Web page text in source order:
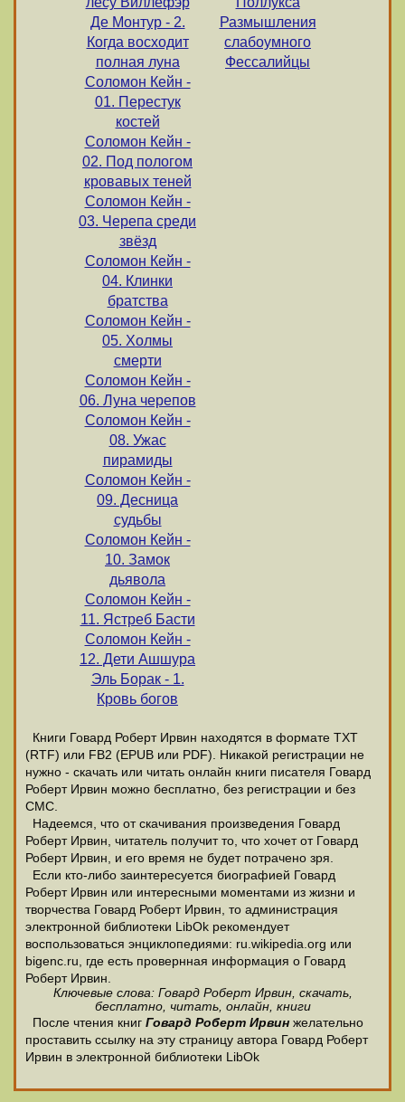
Де Монтур - 2.
Когда восходит
полная луна
Соломон Кейн -
01. Перестук
костей
Соломон Кейн -
02. Под пологом
кровавых теней
Соломон Кейн -
03. Черепа среди
звёзд
Соломон Кейн -
04. Клинки
братства
Соломон Кейн -
05. Холмы
смерти
Соломон Кейн -
06. Луна черепов
Соломон Кейн -
08. Ужас
пирамиды
Соломон Кейн -
09. Десница
судьбы
Соломон Кейн -
10. Замок
дьявола
Соломон Кейн -
11. Ястреб Басти
Соломон Кейн -
12. Дети Ашшура
Эль Борак - 1.
Кровь богов
Размышления
слабоумного
Фессалийцы
Книги Говард Роберт Ирвин находятся в формате ТХТ
(RTF) или FB2 (EPUB или PDF). Никакой регистрации не
нужно - скачать или читать онлайн книги писателя Говард
Роберт Ирвин можно бесплатно, без регистрации и без
СМС.
Надеемся, что от скачивания произведения Говард
Роберт Ирвин, читатель получит то, что хочет от Говард
Роберт Ирвин, и его время не будет потрачено зря.
Если кто-либо заинтересуется биографией Говард
Роберт Ирвин или интересными моментами из жизни и
творчества Говард Роберт Ирвин, то администрация
электронной библиотеки LibOk рекомендует
воспользоваться энциклопедиями: ru.wikipedia.org или
bigenc.ru, где есть провернная информация о Говард
Роберт Ирвин.
Ключевые слова: Говард Роберт Ирвин, скачать,
бесплатно, читать, онлайн, книги
После чтения книг Говард Роберт Ирвин желательно
проставить ссылку на эту страницу автора Говард Роберт
Ирвин в электронной библиотеки LibOk